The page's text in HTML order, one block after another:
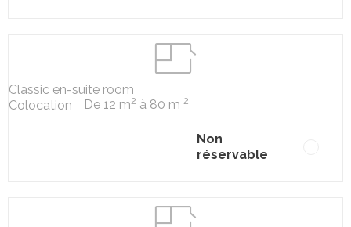
Classic en-suite room
Colocation
De 12 m2 à 80 m 2
Non
réservable